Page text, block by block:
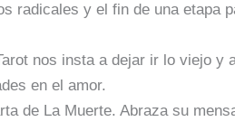
radicales y el fin de una etapa
nos insta a dejar ir lo viejo y
en el amor.
de La Muerte. Abraza su